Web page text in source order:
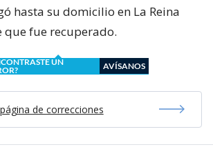
hasta su domicilio en La Reina
fue recuperado.
UN
AVÍSANOS
de correcciones